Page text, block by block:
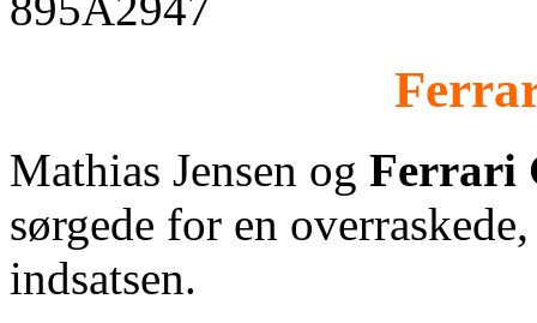
Mathias Jensen og Ferrari
sørgede for en
indsatsen.